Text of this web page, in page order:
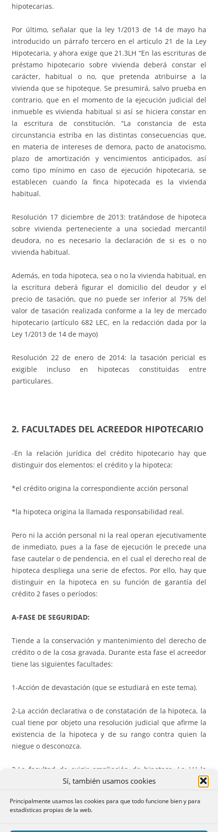
Sí, también usamos cookies
Principalmente usamos las cookies para que todo funcione bien y para
estadísticas propias de la web.
hipotecarias.
Por último, señalar que la ley 1/2013 de 14 de mayo ha
introducido un párrafo tercero en el artículo 21 de la Ley
Hipotecaria, y ahora exige que 21.3LH “En las escrituras de
préstamo hipotecario sobre vivienda deberá constar el
carácter, habitual o no, que pretenda atribuirse a la
vivienda que se hipoteque. Se presumirá, salvo prueba en
contrario, que en el momento de la ejecución judicial del
inmueble es vivienda habitual si así se hiciera constar en
la escritura de constitución. “La constancia de esta
circunstancia estriba en las distintas consecuencias que,
en materia de intereses de demora, pacto de anatocismo,
plazo de amortización y vencimientos anticipados, así
como tipo mínimo en caso de ejecución hipotecaria, se
establecen cuando la finca hipotecada es la vivienda
habitual.
Resolución 17 diciembre de 2013: tratándose de hipoteca
sobre vivienda perteneciente a una sociedad mercantil
deudora, no es necesario la declaración de si es o no
vivienda habitual.
Además, en toda hipoteca, sea o no la vivienda habitual, en
la escritura deberá figurar el domicilio del deudor y el
precio de tasación, que no puede ser inferior al 75% del
valor de tasación realizada conforme a la ley de mercado
hipotecario (artículo 682 LEC, en la redacción dada por la
Ley 1/2013 de 14 de mayo)
Resolución 22 de enero de 2014: la tasación pericial es
exigible incluso en hipotecas constituidas entre
particulares.
2. FACULTADES DEL ACREEDOR HIPOTECARIO
-En la relación jurídica del crédito hipotecario hay que
distinguir dos elementos: el crédito y la hipoteca:
*el crédito origina la correspondiente acción personal
*la hipoteca origina la llamada responsabilidad real.
Pero ni la acción personal ni la real operan ejecutivamente
de inmediato, pues a la fase de ejecución le precede una
fase cautelar o de pendencia, en el cual el derecho real de
hipoteca despliega una serie de efectos. Por ello, hay que
distinguir en la hipoteca en su función de garantía del
crédito 2 fases o períodos:
A-FASE DE SEGURIDAD:
Tiende a la conservación y mantenimiento del derecho de
crédito o de la cosa gravada. Durante esta fase el acreedor
tiene las siguientes facultades:
1-Acción de devastación (que se estudiará en este tema).
2-La acción declarativa o de constatación de la hipoteca, la
cual tiene por objeto una resolución judicial que afirme la
existencia de la hipoteca y de su rango contra quien la
niegue o desconozca.
3-La facultad de exigir ampliación de hipoteca. La LH la
prevé en 2 supuestos:
Artículo 115.